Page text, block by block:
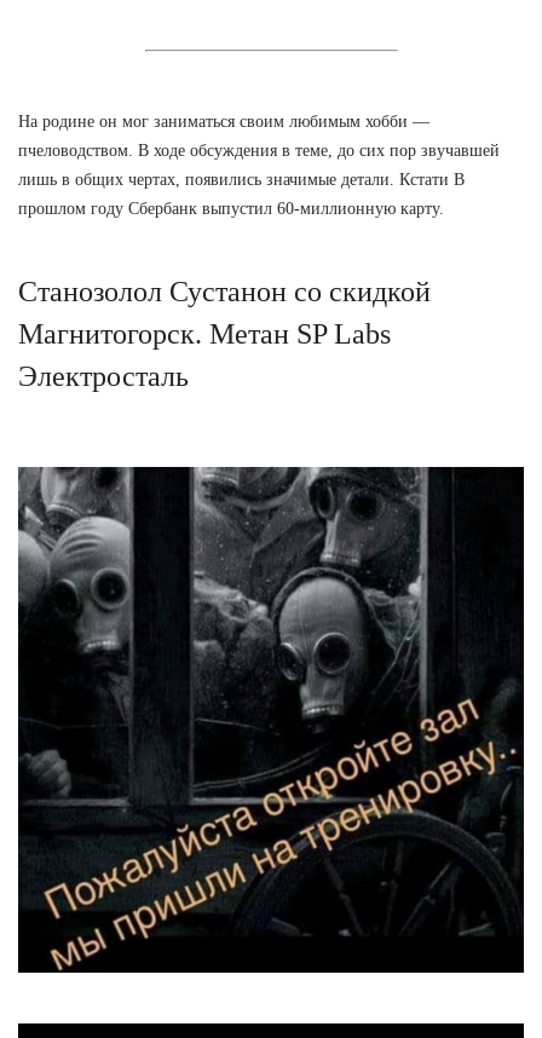
На родине он мог заниматься своим любимым хобби —
пчеловодством. В ходе обсуждения в теме, до сих пор звучавшей
лишь в общих чертах, появились значимые детали. Кстати В
прошлом году Сбербанк выпустил 60-миллионную карту.
Станозолол Сустанон со скидкой
Магнитогорск. Метан SP Labs
Электросталь